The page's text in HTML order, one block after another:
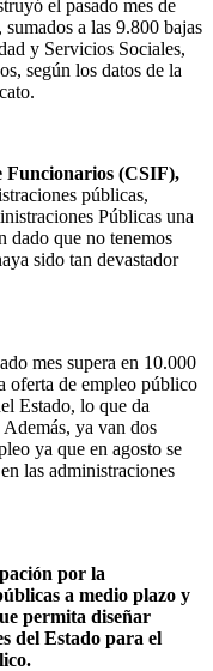
el pasado mes de
a las 9.800 bajas
y Servicios Sociales,
según los datos de la
Funcionarios (CSIF),
públicas,
Públicas una
dado que no tenemos
sido tan devastador
mes supera en 10.000
oferta de empleo público
Estado, lo que da
Además, ya van dos
ya que en agosto se
las administraciones
por la
a medio plazo y
permita diseñar
del Estado para el